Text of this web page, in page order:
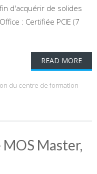
d'acquérir de solides
: Certifiée PCIE (7
READ MORE
du centre de formation
Master,